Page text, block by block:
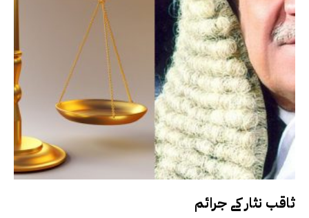
ثاقب نثار کے جرائم